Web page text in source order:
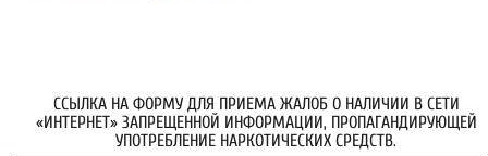
ССЫЛКА НА ФОРМУ ДЛЯ ПРИЕМА ЖАЛОБ О НАЛИЧИИ В СЕТИ
«ИНТЕРНЕТ» ЗАПРЕЩЕННОЙ ИНФОРМАЦИИ, ПРОПАГАНДИРУЮЩЕЙ
УПОТРЕБЛЕНИЕ НАРКОТИЧЕСКИХ СРЕДСТВ.